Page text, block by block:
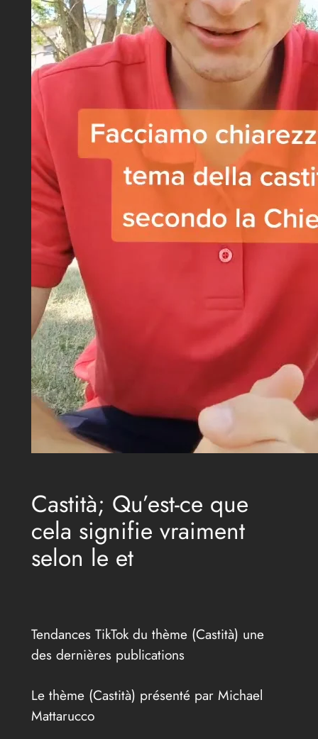
Castità; Qu’est-ce que
cela signifie vraiment
selon le et
Tendances TikTok du thème (Castità) une
des dernières publications
Le thème (Castità) présenté par Michael
Mattarucco